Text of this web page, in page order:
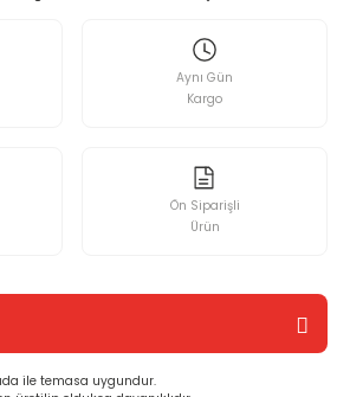
Aynı Gün
Kargo
Ön Siparişli
Ürün
ile temasa uygundur.